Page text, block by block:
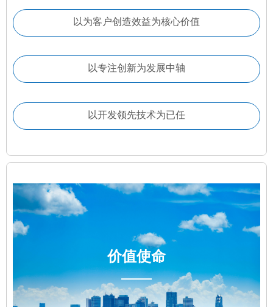
以为客户创造效益为核心价值
以专注创新为发展中轴
以开发领先技术为已任
价值使命